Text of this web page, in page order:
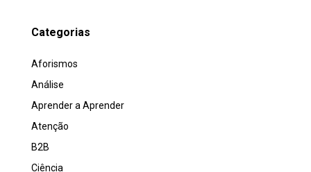
Categorias
Aforismos
Análise
Aprender a Aprender
Atenção
B2B
Ciência